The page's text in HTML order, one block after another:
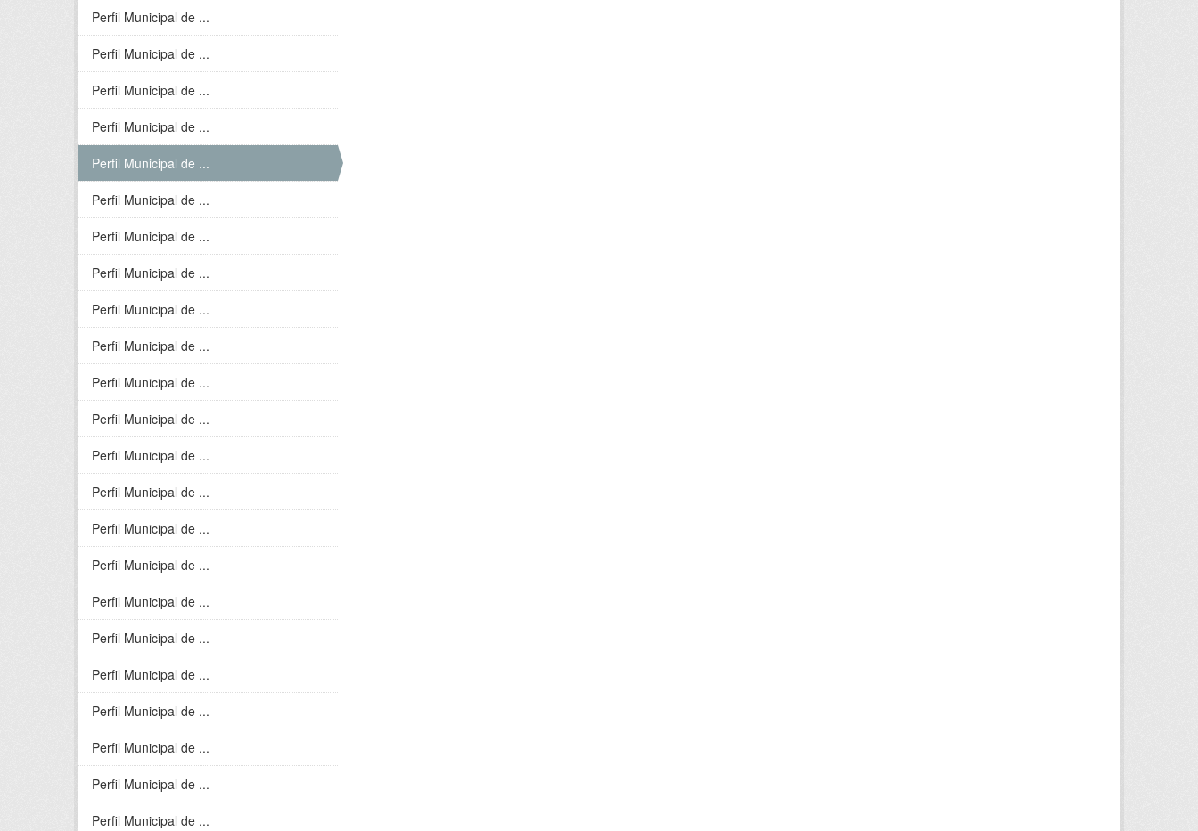
Perfil Municipal de ...
Perfil Municipal de ...
Perfil Municipal de ...
Perfil Municipal de ...
Perfil Municipal de ...
Perfil Municipal de ...
Perfil Municipal de ...
Perfil Municipal de ...
Perfil Municipal de ...
Perfil Municipal de ...
Perfil Municipal de ...
Perfil Municipal de ...
Perfil Municipal de ...
Perfil Municipal de ...
Perfil Municipal de ...
Perfil Municipal de ...
Perfil Municipal de ...
Perfil Municipal de ...
Perfil Municipal de ...
Perfil Municipal de ...
Perfil Municipal de ...
Perfil Municipal de ...
Perfil Municipal de ...